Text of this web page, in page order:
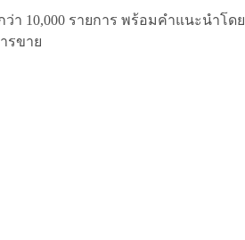
10,000 รายการ พร้อมคำแนะนำโดย
รขาย